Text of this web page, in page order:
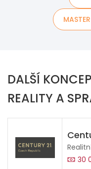
DALŠÍ
REALITY A
30